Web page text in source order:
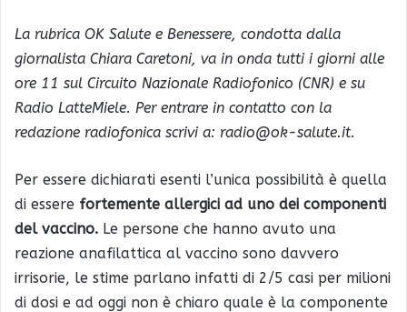
La rubrica OK Salute e Benessere, condotta dalla
giornalista Chiara Caretoni, va in onda tutti i giorni alle
ore 11 sul Circuito Nazionale Radiofonico (CNR) e su
Radio LatteMiele. Per entrare in contatto con la
redazione radiofonica scrivi a: radio@ok-salute.it.
Per essere dichiarati esenti l’unica possibilità è quella
di essere fortemente allergici ad uno dei componenti
del vaccino. Le persone che hanno avuto una
reazione anafilattica al vaccino sono davvero
irrisorie, le stime parlano infatti di 2/5 casi per milioni
di dosi e ad oggi non è chiaro quale è la componente